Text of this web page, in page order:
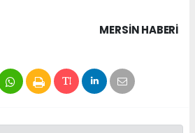
MERSIN HABERİ